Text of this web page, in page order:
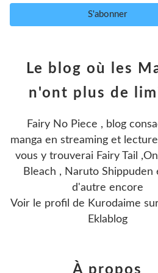
Le blog où les
n'ont plus de
Fairy No Piece , blog
manga en streaming et
vous y trouverai Fairy Tail
Bleach , Naruto Shippuden
d'autre encore
Voir le profil de Kurodaime
Eklablog
À propos